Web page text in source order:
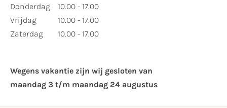
Donderdag
Vrijdag
Zaterdag
10.00 - 17.00
10.00 - 17.00
10.00 - 17.00
Wegens vakantie zijn wij gesloten van ​
maandag 3 t/m maandag 24 augustus